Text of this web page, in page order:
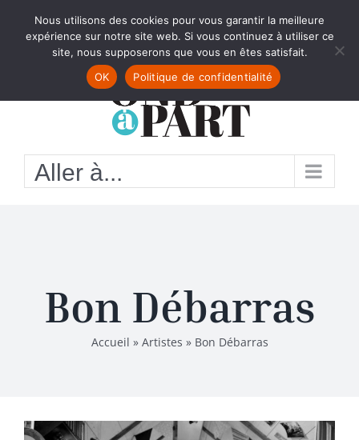
Facebook
Aller à...
Bon Débarras
Accueil » Artistes » Bon Débarras
Nous utilisons des cookies pour vous garantir la meilleure
expérience sur notre site web. Si vous continuez à utiliser ce
site, nous supposerons que vous en êtes satisfait.
OK
Politique de confidentialité